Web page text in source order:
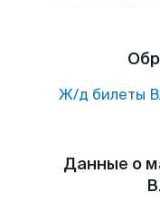
Ж/д билеты
Данные о